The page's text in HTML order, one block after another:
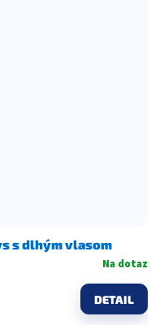
s dlhým vlasom
Na dotaz
DETAIL